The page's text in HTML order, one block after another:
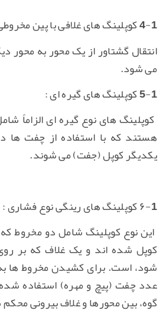
4-1 کوپلینگ های غلافی با پین مخروطی :
انتقال گشتاور از یک محور به محور
می شود.
5-1 کوپلینگ های گیره ای :
کوپلینگ های نوع گیره ای الزاماً
هستند که با استفاده از چفت ها
یکدیگر کوپل (جفت) می شوند.
۶-1 کوپلینگ های رینگی نوع فشاری :
این نوع کوپلینگ شامل دو مخروط
کوپل شده اند و یک غلاف که بر
شود، است. برای کشیدن مخروط ها
عدد چفت (پیچ و مهره) استفاده
گوه، بین محورها و غلاف بیرونی